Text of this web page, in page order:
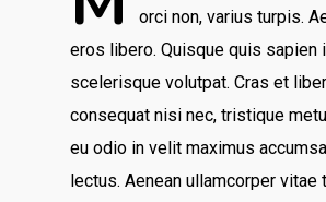
orci non, varius turpis.
eros libero. Quisque quis sapien
scelerisque volutpat. Cras et
consequat nisi nec, tristique
eu odio in velit maximus
lectus. Aenean ullamcorper vitae